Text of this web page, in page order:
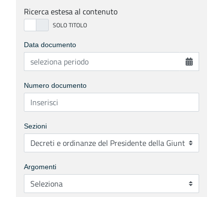
Ricerca estesa al contenuto
Data documento
Numero documento
Sezioni
Argomenti